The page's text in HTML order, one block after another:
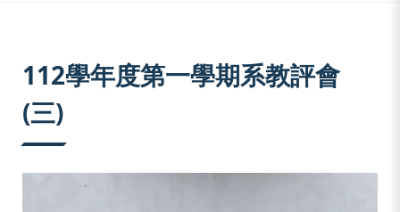
112學年度第一學期系教評會
(三)